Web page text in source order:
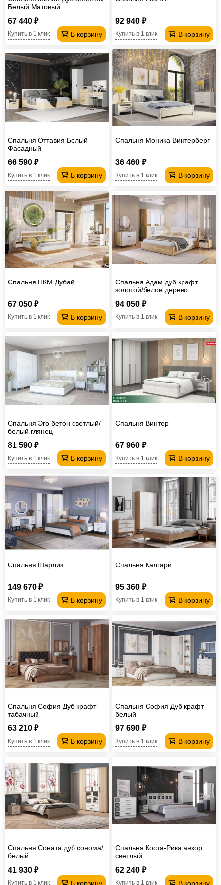
Белый Матовый
67 440 ₽
В корзину
Купить в 1 клик
92 940 ₽
В корзину
Купить в 1 клик
Спальня Оттавия Белый
Фасадный
66 590 ₽
В корзину
Купить в 1 клик
Спальня Моника Винтерберг
36 460 ₽
В корзину
Купить в 1 клик
Спальня НКМ Дубай
67 050 ₽
В корзину
Купить в 1 клик
Спальня Адам дуб крафт
золотой/белое дерево
94 050 ₽
В корзину
Купить в 1 клик
Спальня Эго бетон светлый/
белый глянец
81 590 ₽
В корзину
Купить в 1 клик
Спальня Винтер
67 960 ₽
В корзину
Купить в 1 клик
Спальня Шарлиз
149 670 ₽
В корзину
Купить в 1 клик
Спальня Калгари
95 360 ₽
В корзину
Купить в 1 клик
Спальня София Дуб крафт
табачный
63 210 ₽
В корзину
Купить в 1 клик
Спальня София Дуб крафт
белый
97 690 ₽
В корзину
Купить в 1 клик
Спальня Соната дуб сонома/
белый
41 930 ₽
В корзину
Купить в 1 клик
Спальня Коста-Рика анкор
светлый
62 240 ₽
В корзину
Купить в 1 клик